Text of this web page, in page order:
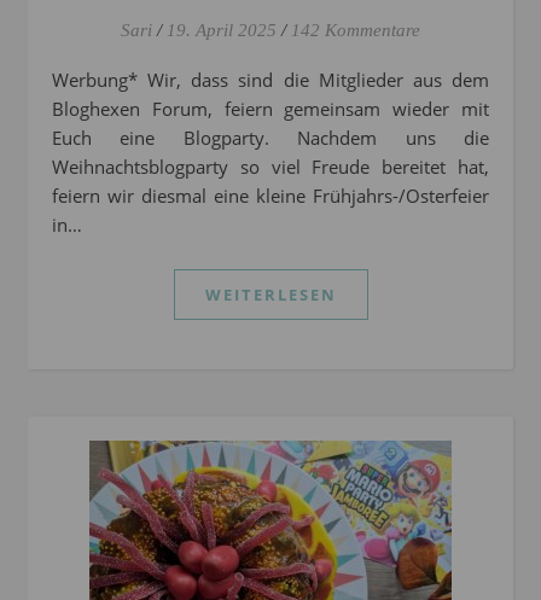
Sari / 19. April 2025 / 142 Kommentare
Werbung* Wir, dass sind die Mitglieder aus dem
Bloghexen Forum, feiern gemeinsam wieder mit
Euch eine Blogparty. Nachdem uns die
Weihnachtsblogparty so viel Freude bereitet hat,
feiern wir diesmal eine kleine Frühjahrs-/Osterfeier
in…
WEITERLESEN